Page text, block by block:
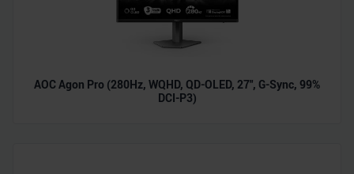
AOC Agon Pro (280Hz, WQHD, QD-OLED, 27", G-Sync, 99%
DCI-P3)